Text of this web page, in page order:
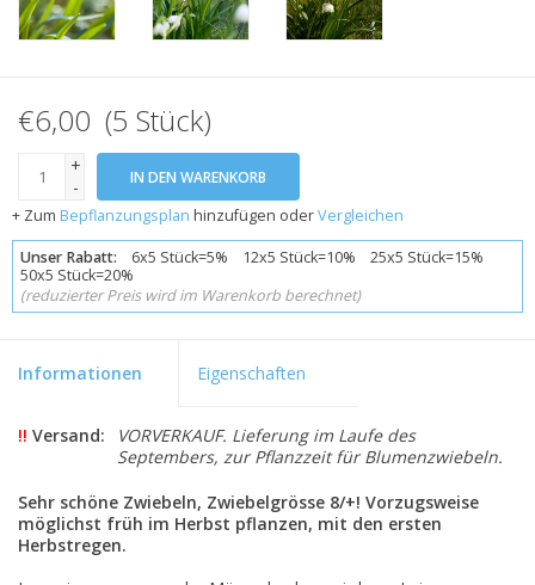
€6,00 (5 Stück)
+
-
IN DEN WARENKORB
+ Zum Bepflanzungsplan hinzufügen oderVergleichen
Unser Rabatt: 6x5 Stück=5% 12x5 Stück=10% 25x5 Stück=15%
50x5 Stück=20%
(reduzierter Preis wird im Warenkorb berechnet)
Informationen Eigenschaften
!! Versand:
VORVERKAUF. Lieferung im Laufe des
Septembers, zur Pflanzzeit für Blumenzwiebeln.
Sehr schöne Zwiebeln, Zwiebelgrösse 8/+! Vorzugsweise
möglichst früh im Herbst pflanzen, mit den ersten
Herbstregen.